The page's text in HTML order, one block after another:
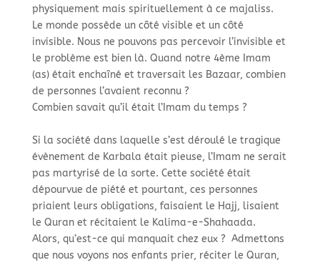
physiquement mais spirituellement à ce majaliss. ​
Le monde possède un côté visible et un côté
invisible. Nous ne pouvons pas percevoir l’invisible et
le problème est bien là. Quand notre 4ème Imam
(as) était enchaîné et traversait les Bazaar, combien
de personnes l’avaient reconnu ? ​
Combien savait qu’il était l’Imam du temps ? ​
Si la société dans laquelle s’est déroulé le tragique
évènement de Karbala était pieuse, l’Imam ne serait
pas martyrisé de la sorte. Cette société était
dépourvue de piété et pourtant, ces personnes
priaient leurs obligations, faisaient le Hajj, lisaient
le Quran et récitaient le Kalima-e-Shahaada.​
Alors, qu’est-ce qui manquait chez eux ? Admettons
que nous voyons nos enfants prier, réciter le Quran,